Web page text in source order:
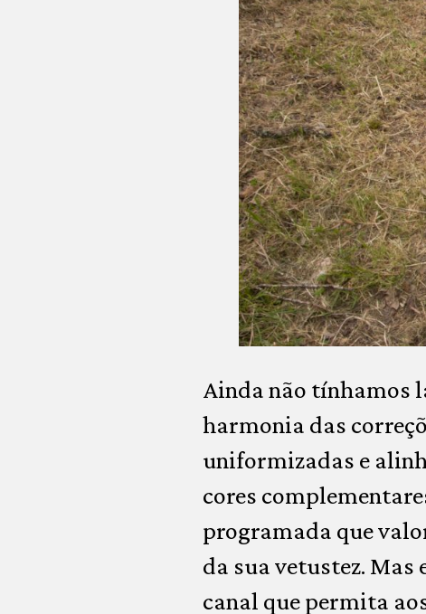
Ainda não tínhamos
harmonia das
uniformizadas e
cores
programada que
da sua vetustez. Mas
canal que permita